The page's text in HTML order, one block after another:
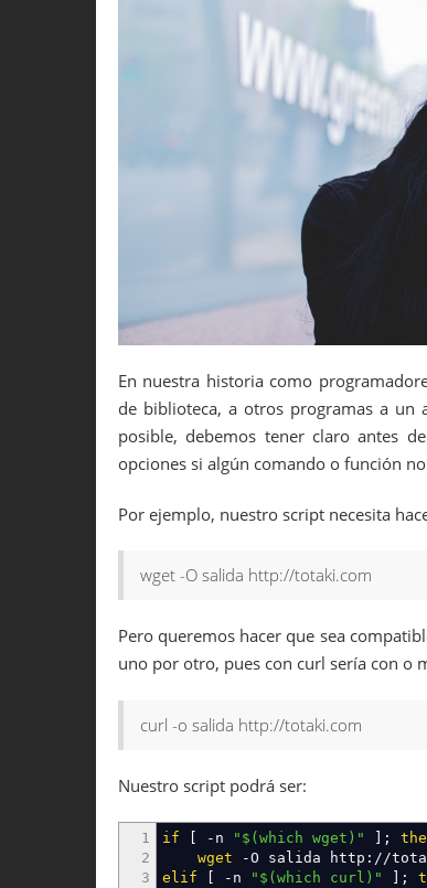
En nuestra historia como
de biblioteca, a otros programas a un
posible, debemos tener claro antes
opciones si algún comando o función
Por ejemplo, nuestro script necesita
wget -O salida http://totaki.com
Pero queremos hacer que sea
uno por otro, pues con curl sería con o
curl -o salida http://totaki.com
Nuestro script podrá ser:
1
2
3
if -n " $(which wget) " ;
wget
-O salida http: //
elif
-n " $(which curl) " ;